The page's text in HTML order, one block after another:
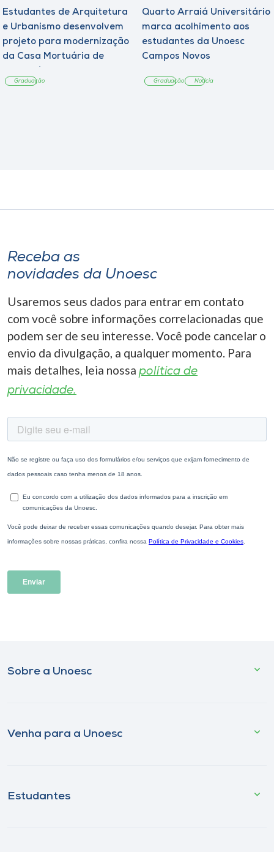
Estudantes de Arquitetura
e Urbanismo desenvolvem
projeto para modernização
da Casa Mortuária de
Graduação
Quarto Arraiá Universitário
marca acolhimento aos
estudantes da Unoesc
Campos Novos
Graduação Notícia
Receba as
novidades da Unoesc
Usaremos seus dados para entrar em contato
com você sobre informações correlacionadas que
podem ser de seu interesse. Você pode cancelar o
envio da divulgação, a qualquer momento. Para
mais detalhes, leia nossa política de
privacidade.
Sobre a Unoesc
Venha para a Unoesc
Estudantes